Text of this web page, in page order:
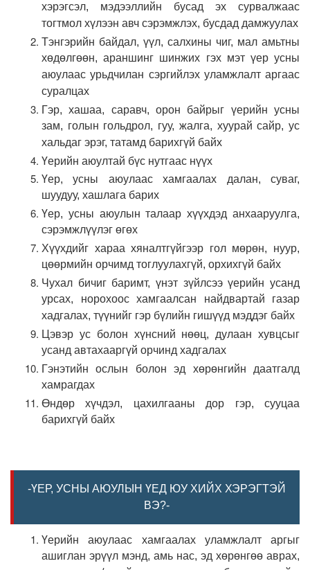
хэрэгсэл, мэдээллийн бусад эх сурвалжаас
тогтмол хүлээн авч сэрэмжлэх, бусдад дамжуулах
Тэнгэрийн байдал, үүл, салхины чиг, мал амьтны
хөдөлгөөн, араншинг шинжих гэх мэт үер усны
аюулаас урьдчилан сэргийлэх уламжлалт аргаас
суралцах
Гэр, хашаа, саравч, орон байрыг үерийн усны
зам, голын гольдрол, гуу, жалга, хуурай сайр, ус
хальдаг эрэг, татамд барихгүй байх
Үерийн аюултай бүс нутгаас нүүх
Үер, усны аюулаас хамгаалах далан, суваг,
шуудуу, хашлага барих
Үер, усны аюулын талаар хүүхдэд анхааруулга,
сэрэмжлүүлэг өгөх
Хүүхдийг хараа хяналтгүйгээр гол мөрөн, нуур,
цөөрмийн орчимд тоглуулахгүй, орхихгүй байх
Чухал бичиг баримт, үнэт зүйлсээ үерийн усанд
урсах, норохоос хамгаалсан найдвартай газар
хадгалах, түүнийг гэр бүлийн гишүүд мэддэг байх
Цэвэр ус болон хүнсний нөөц, дулаан хувцсыг
усанд автахааргүй орчинд хадгалах
Гэнэтийн ослын болон эд хөрөнгийн даатгалд
хамрагдах
Өндөр хүчдэл, цахилгааны дор гэр, сууцаа
барихгүй байх
-ҮЕР, УСНЫ АЮУЛЫН ҮЕД ЮУ ХИЙХ ХЭРЭГТЭЙ
ВЭ?-
Үерийн аюулаас хамгаалах уламжлалт аргыг
ашиглан эрүүл мэнд, амь нас, эд хөрөнгөө аврах,